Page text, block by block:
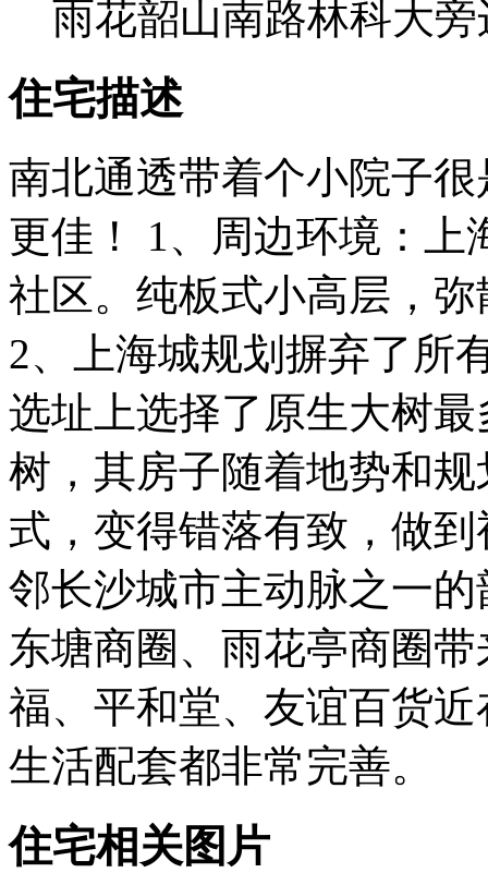
雨花韶山南路林科大旁
住宅描述
南北通透带着个小院子
更佳！ 1、周边环境：上
社区。纯板式小高层，
2、上海城规划摒弃了所
选址上选择了原生大树
树，其房子随着地势和
式，变得错落有致，做
邻长沙城市主动脉之一
东塘商圈、雨花亭商圈
福、平和堂、友谊百货
生活配套都非常完善。
住宅相关图片